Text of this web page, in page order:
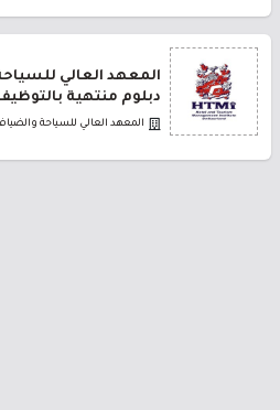
المعهد العالي
دبلوم منتهية
المعهد العالي للسياحة